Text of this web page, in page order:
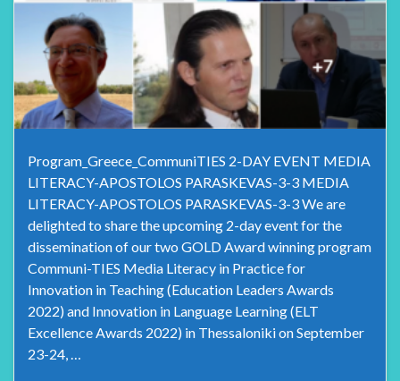
Program_Greece_CommuniTIES 2-DAY EVENT MEDIA
LITERACY-APOSTOLOS PARASKEVAS-3-3 MEDIA
LITERACY-APOSTOLOS PARASKEVAS-3-3 We are
delighted to share the upcoming 2-day event for the
dissemination of our two GOLD Award winning program
Communi-TIES Media Literacy in Practice for
Innovation in Teaching (Education Leaders Awards
2022) and Innovation in Language Learning (ELT
Excellence Awards 2022) in Thessaloniki on September
23-24, …